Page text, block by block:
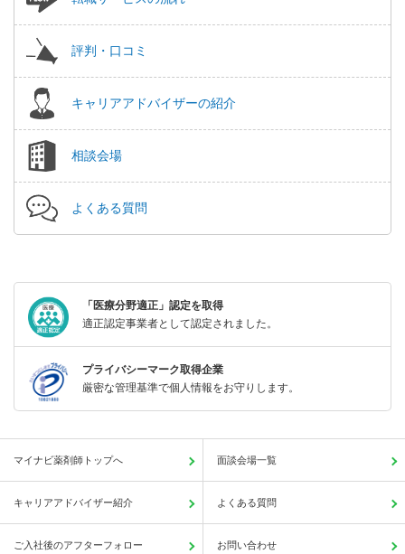
評判・口コミ
キャリアアドバイザーの紹介
相談会場
よくある質問
「医療分野適正」認定を取得
適正認定事業者として認定されました。
プライバシーマーク取得企業
厳密な管理基準で個人情報をお守りします。
マイナビ薬剤師トップへ 面談会場一覧
キャリアアドバイザー紹介 よくある質問
ご入社後のアフターフォロー お問い合わせ